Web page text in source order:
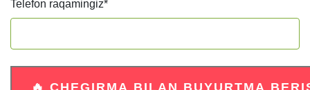
Telefon raqamingiz*